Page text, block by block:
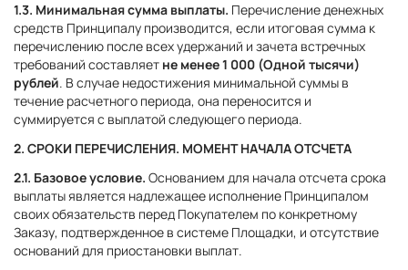
1.3. Минимальная сумма выплаты. Перечисление денежных
средств Принципалу производится, если итоговая сумма к
перечислению после всех удержаний и зачета встречных
требований составляет не менее 1 000 (Одной тысячи)
рублей. В случае недостижения минимальной суммы в
течение расчетного периода, она переносится и
суммируется с выплатой следующего периода.
2. СРОКИ ПЕРЕЧИСЛЕНИЯ. МОМЕНТ НАЧАЛА ОТСЧЕТА
2.1. Базовое условие. Основанием для начала отсчета срока
выплаты является надлежащее исполнение Принципалом
своих обязательств перед Покупателем по конкретному
Заказу, подтвержденное в системе Площадки, и отсутствие
оснований для приостановки выплат.